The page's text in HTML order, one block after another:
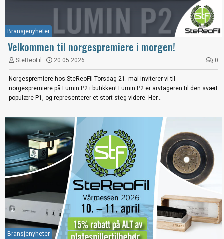
Bransjenyheter
Velkommen til norgespremiere i morgen!
SteReoFil 20.05.2026 0
Norgespremiere hos SteReoFil Torsdag 21. mai inviterer vi til
norgespremiere på Lumin P2 i butikken! Lumin P2 er arvtageren til den svært
populære P1, og representerer et stort steg videre. Her...
Bransjenyheter